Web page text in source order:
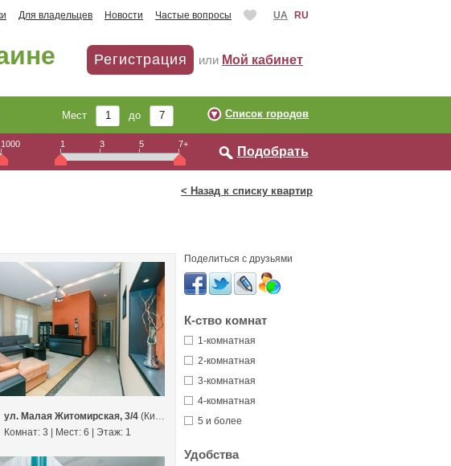
Для владельцев Новости Частые вопросы UA RU
Регистрация или Мой кабинет
Мест до Список городов
1000 1 3 5 7+
Подобрать
< Назад к списку квартир
Поделиться с друзьями
К-ство комнат
1-комнатная
2-комнатная
3-комнатная
4-комнатная
5 и более
Удобства
ул. Малая Житомирская, 3/4 (Киев)
Комнат: 3 | Мест: 6 | Этаж: 1